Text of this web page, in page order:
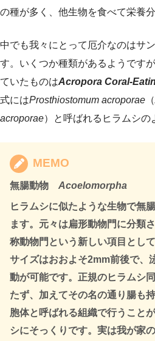
の種が多く、他生物を食べて栄養分
中でも我々にとって厄介なのはサ
す。いくつか種類があるようです
ていたものはAcropora Coral-
式にはProsthiostomum acroporae （
acroporae）と呼ばれるヒラムシの
MEMO
無腸動物 Acoelomorpha
ヒラムシに似たような生物で無
ます。元々は扁形動物門に分類
称動物門という新しい項目とし
サイズはおおよそ2mm前後で、
動が可能です。正規のヒラムシ
たず、加えてその名の通り腸も
胞体と呼ばれる組織で行うこと
シにそっくりです。実は我が家